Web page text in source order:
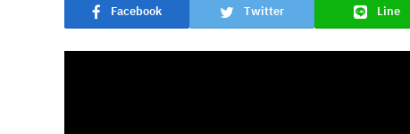
Facebook Twitter Line